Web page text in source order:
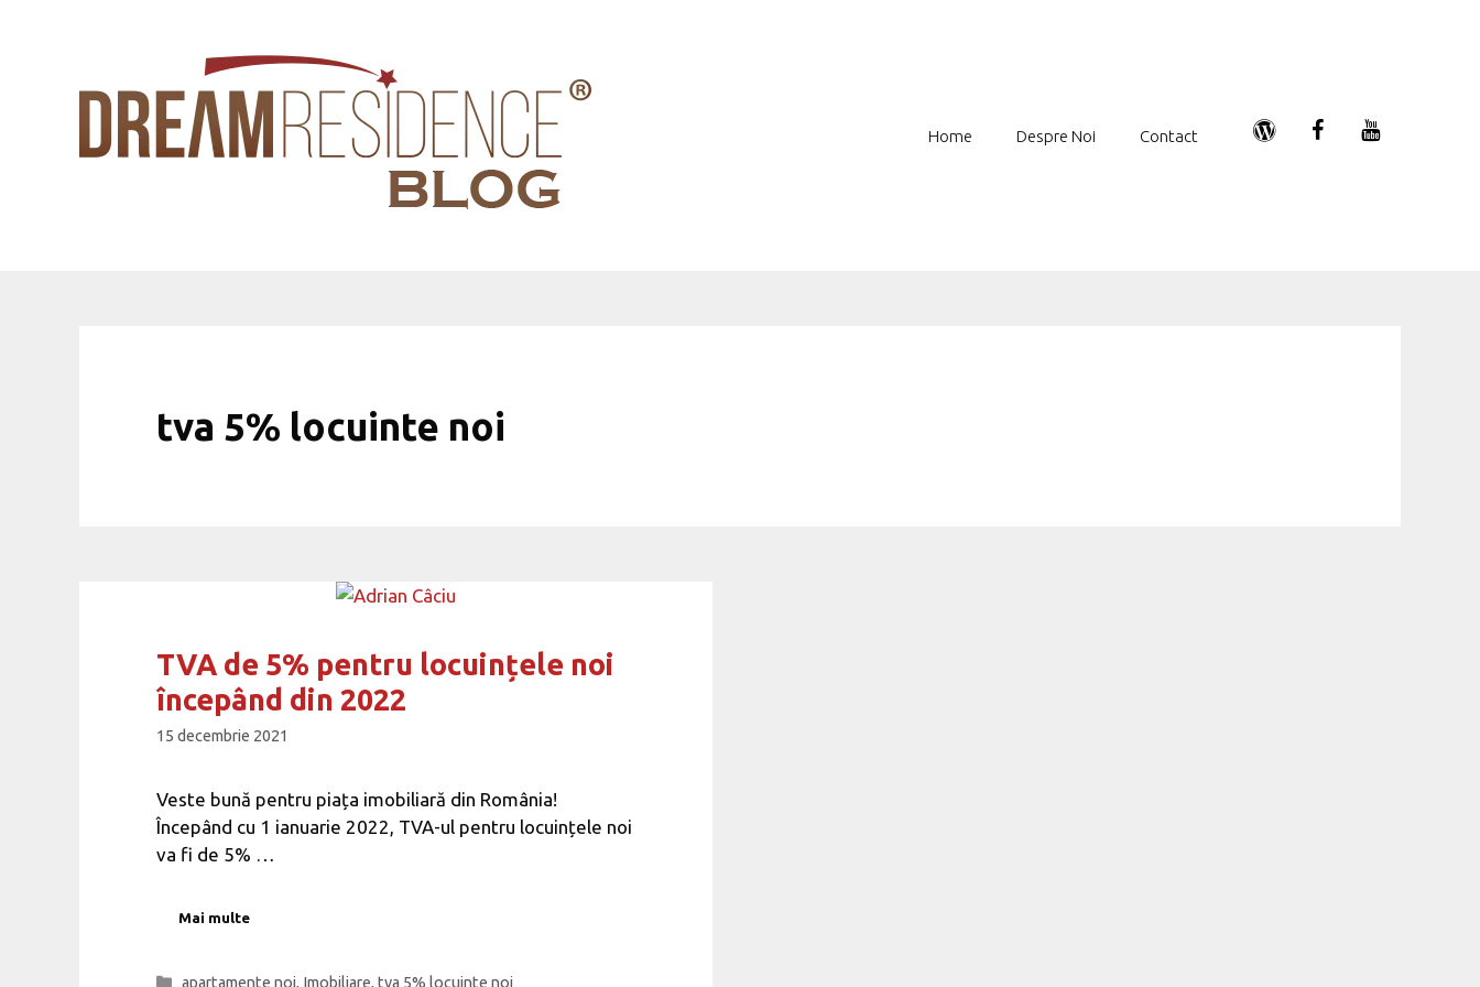
Home Despre Noi Contact
tva 5% locuinte noi
TVA de 5% pentru locuințele noi
începând din 2022
15 decembrie 2021
Veste bună pentru piața imobiliară din România!
Începând cu 1 ianuarie 2022, TVA-ul pentru locuințele noi
va fi de 5% …
Mai multe
Categorii
apartamente noi, Imobiliare,tva 5% locuinte noi